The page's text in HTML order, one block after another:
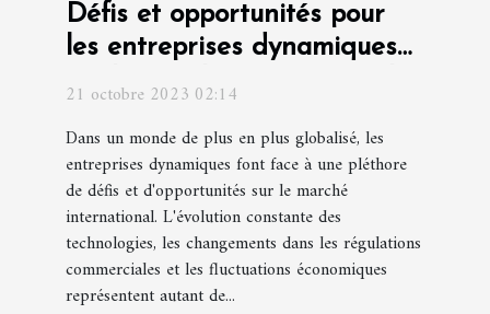
Défis et opportunités pour
les entreprises dynamiques
sur le marché international
21 octobre 2023 02:14
Dans un monde de plus en plus globalisé, les
entreprises dynamiques font face à une pléthore
de défis et d'opportunités sur le marché
international. L'évolution constante des
technologies, les changements dans les régulations
commerciales et les fluctuations économiques
représentent autant de...